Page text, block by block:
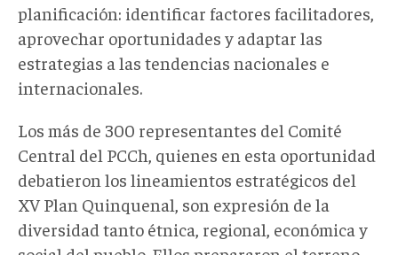
planificación: identificar factores facilitadores,
aprovechar oportunidades y adaptar las
estrategias a las tendencias nacionales e
internacionales.
Los más de 300 representantes del Comité
Central del PCCh, quienes en esta oportunidad
debatieron los lineamientos estratégicos del
XV Plan Quinquenal, son expresión de la
diversidad tanto étnica, regional, económica y